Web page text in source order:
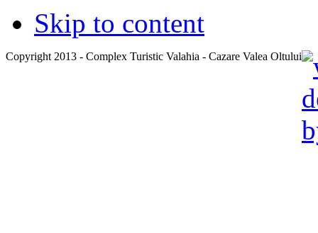
Skip to content
Copyright 2013 - Complex Turistic Valahia - Cazare Valea Oltului